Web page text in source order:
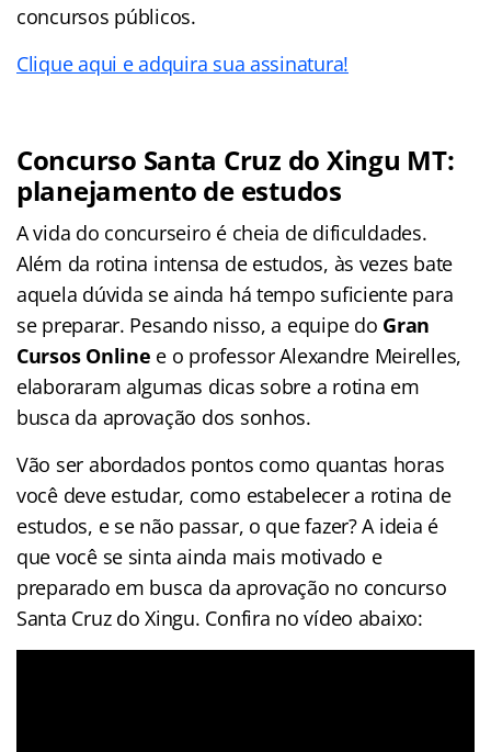
concursos públicos.
Clique aqui e adquira sua assinatura!
Concurso Santa Cruz do Xingu MT:
planejamento de estudos
A vida do concurseiro é cheia de dificuldades.
Além da rotina intensa de estudos, às vezes bate
aquela dúvida se ainda há tempo suficiente para
se preparar. Pesando nisso, a equipe do Gran
Cursos Online e o professor Alexandre Meirelles,
elaboraram algumas dicas sobre a rotina em
busca da aprovação dos sonhos.
Vão ser abordados pontos como quantas horas
você deve estudar, como estabelecer a rotina de
estudos, e se não passar, o que fazer? A ideia é
que você se sinta ainda mais motivado e
preparado em busca da aprovação no concurso
Santa Cruz do Xingu. Confira no vídeo abaixo: